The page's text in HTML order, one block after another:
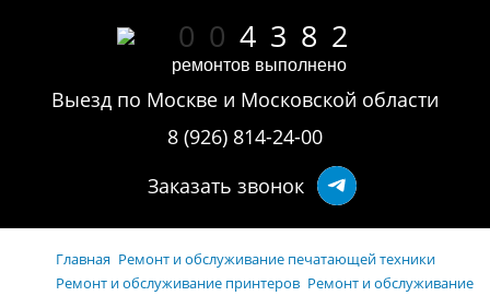
0 0 4 3 8 2
ремонтов выполнено
Выезд по Москве и Московской области
8 (926) 814-24-00
Заказать звонок
Главная Ремонт и обслуживание печатающей техники
Ремонт и обслуживание принтеров Ремонт и обслуживание